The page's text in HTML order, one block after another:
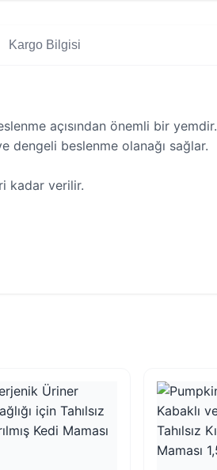
Kargo Bilgisi
açısından önemli bir yemdir.
dengeli beslenme olanağı sağlar.
kadar verilir.